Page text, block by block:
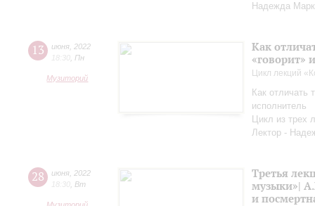
Надежда
13 июня 2022
18:30 Пн
Музиторий
Как
«говорит»
Цикл лекций
Как отличать
исполнитель
Цикл из трех
Лектор -
28 июня 2022
18:30 Вт
Третья
музыки»|
и